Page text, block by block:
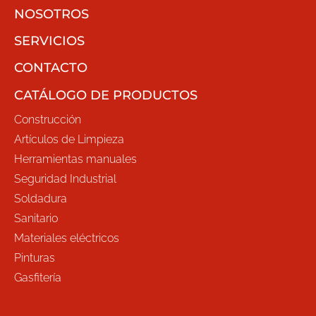
NOSOTROS
SERVICIOS
CONTACTO
CATÁLOGO DE PRODUCTOS
Construcción
Artículos de Limpieza
Herramientas manuales
Seguridad Industrial
Soldadura
Sanitario
Materiales eléctricos
Pinturas
Gasfitería